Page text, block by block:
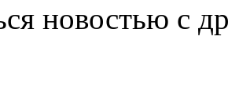
новостью с